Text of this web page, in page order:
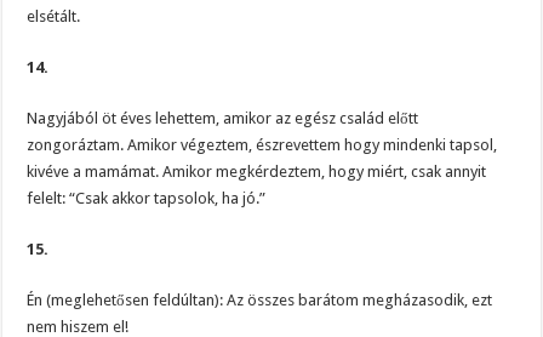
elsétált.
14.
Nagyjából öt éves lehettem, amikor az egész család előtt
zongoráztam. Amikor végeztem, észrevettem hogy mindenki tapsol,
kivéve a mamámat. Amikor megkérdeztem, hogy miért, csak annyit
felelt: “Csak akkor tapsolok, ha jó.”
15.
Én (meglehetősen feldúltan): Az összes barátom megházasodik, ezt
nem hiszem el!